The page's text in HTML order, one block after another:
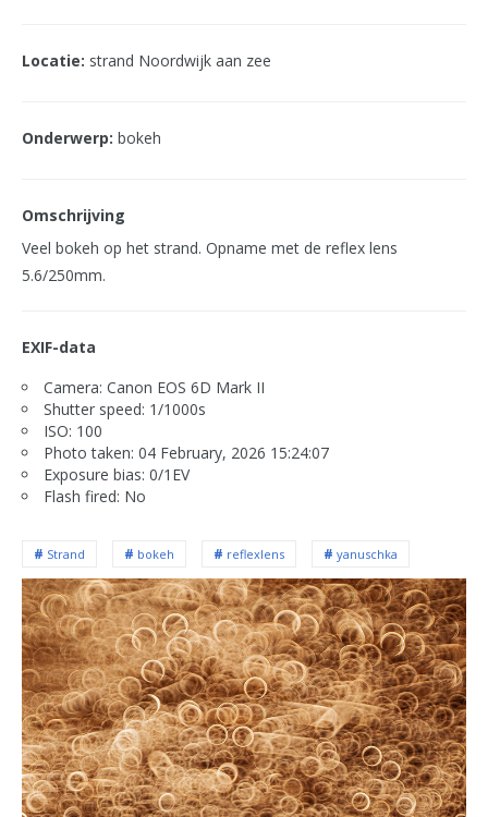
Locatie: strand Noordwijk aan zee
Onderwerp: bokeh
Omschrijving
Veel bokeh op het strand. Opname met de reflex lens
5.6/250mm.
EXIF-data
Camera: Canon EOS 6D Mark II
Shutter speed: 1/1000s
ISO: 100
Photo taken: 04 February, 2026 15:24:07
Exposure bias: 0/1EV
Flash fired: No
Strand bokeh reflexlens yanuschka